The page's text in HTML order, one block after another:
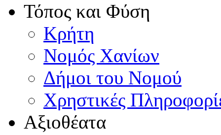
Τόπος και Φύση
Κρήτη
Νομός Χανίων
Δήμοι του Νομού
Χρηστικές
Αξιοθέατα